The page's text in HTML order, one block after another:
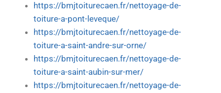
https://bmjtoiturecaen.fr/nettoyage-de-
toiture-a-pont-leveque/
https://bmjtoiturecaen.fr/nettoyage-de-
toiture-a-saint-andre-sur-orne/
https://bmjtoiturecaen.fr/nettoyage-de-
toiture-a-saint-aubin-sur-mer/
https://bmjtoiturecaen.fr/nettoyage-de-